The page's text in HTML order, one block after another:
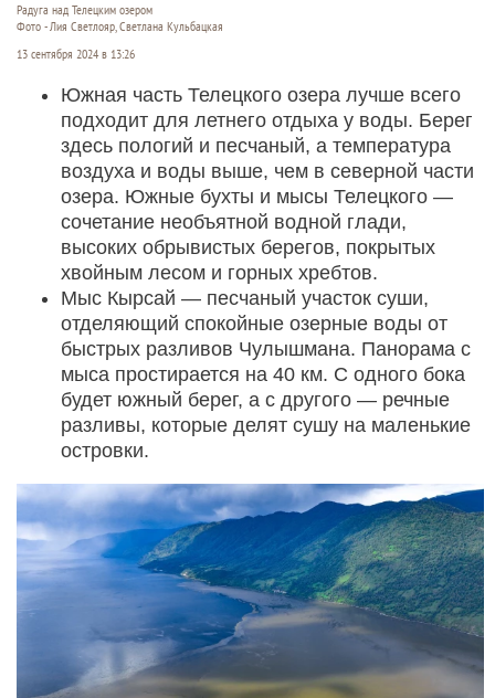
Радуга над Телецким озером
Фото - Лия Светлояр, Светлана Кульбацкая
13 сентября 2024 в 13:26
Южная часть Телецкого озера лучше всего
подходит для летнего отдыха у воды. Берег
здесь пологий и песчаный, а температура
воздуха и воды выше, чем в северной части
озера. Южные бухты и мысы Телецкого —
сочетание необъятной водной глади,
высоких обрывистых берегов, покрытых
хвойным лесом и горных хребтов.
Мыс Кырсай — песчаный участок суши,
отделяющий спокойные озерные воды от
быстрых разливов Чулышмана. Панорама с
мыса простирается на 40 км. С одного бока
будет южный берег, а с другого — речные
разливы, которые делят сушу на маленькие
островки.